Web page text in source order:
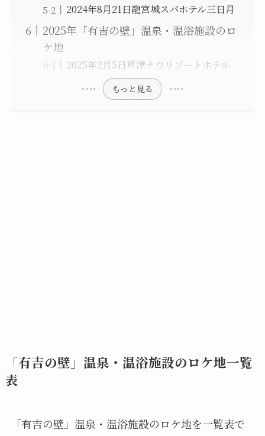
2024年8月21日龍宮城スパホテル三日月
2025年「有吉の壁」温泉・温浴施設のロ
ケ地
2025年2月5日草津ナウリゾートホテル
もっと見る
「有吉の壁」温泉・温浴施設のロケ地一覧
表
「有吉の壁」温泉・温浴施設のロケ地を一覧表で